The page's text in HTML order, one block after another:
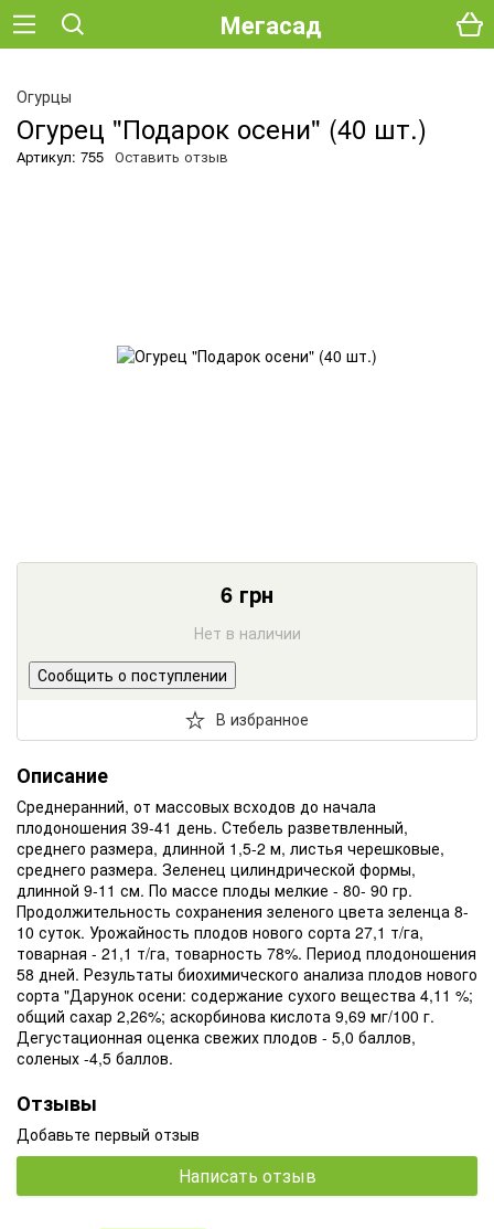
Мегасад
Огурцы
Огурец "Подарок осени" (40 шт.)
Артикул: 755 Оставить отзыв
6 грн
Нет в наличии
Сообщить о поступлении
В избранное
Описание
Среднеранний, от массовых всходов до начала
плодоношения 39-41 день. Стебель разветвленный,
среднего размера, длинной 1,5-2 м, листья черешковые,
среднего размера. Зеленец цилиндрической формы,
длинной 9-11 см. По массе плоды мелкие - 80- 90 гр.
Продолжительность сохранения зеленого цвета зеленца 8-
10 суток. Урожайность плодов нового сорта 27,1 т/га,
товарная - 21,1 т/га, товарность 78%. Период плодоношения
58 дней. Результаты биохимического анализа плодов нового
сорта "Дарунок осени: содержание сухого вещества 4,11 %;
общий сахар 2,26%; аскорбинова кислота 9,69 мг/100 г.
Дегустационная оценка свежих плодов - 5,0 баллов,
соленых -4,5 баллов.
Отзывы
Добавьте первый отзыв
Написать отзыв